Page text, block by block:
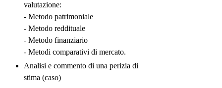
valutazione:
- Metodo patrimoniale
- Metodo reddituale
- Metodo finanziario
- Metodi comparativi di mercato.
Analisi e commento di una perizia di
stima (caso)